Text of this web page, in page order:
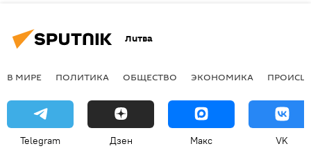
Литва
В МИРЕ ПОЛИТИКА ОБЩЕСТВО ЭКОНОМИКА
Telegram Дзен Макс VK